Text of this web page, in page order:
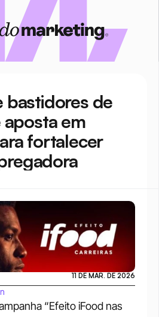
bastidores de
aposta em
fortalecer
“Efeito iFood nas
11 DE MAR. DE 2026